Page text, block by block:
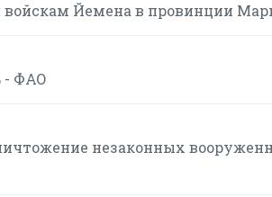
Йемена в провинции
- ФАО
незаконных